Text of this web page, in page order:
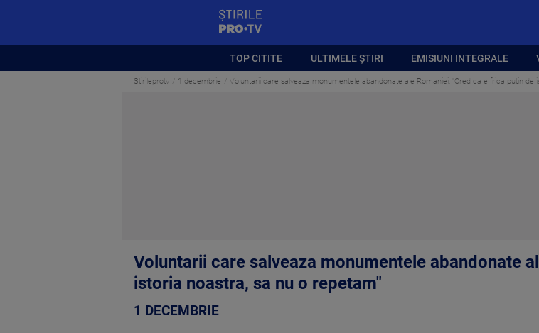
TOP CITITE ULTIMELE ȘTIRI EMISIUNI INTEGRALE
Stirileprotv 1 decembrie Voluntarii care salveaza monumentele abandonate ale Romaniei. "Cred ca e frica putin de
Voluntarii care salveaza monumentele abandonate
istoria noastra, sa nu o repetam"
1 DECEMBRIE